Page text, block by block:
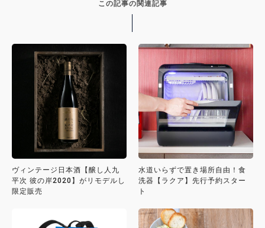
この記事の関連記事
ヴィンテージ日本酒【醸し人九
平次 彼の岸2020】がリモデルし
限定販売
水道いらずで置き場所自由！食
洗器【ラクア】先行予約スター
ト